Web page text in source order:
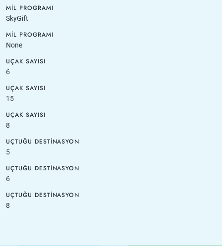
MIL PROGRAMI
SkyGift
MIL PROGRAMI
None
UÇAK SAYISI
6
UÇAK SAYISI
15
UÇAK SAYISI
8
UÇTUĞU DESTINASYON
5
UÇTUĞU DESTINASYON
6
UÇTUĞU DESTINASYON
8